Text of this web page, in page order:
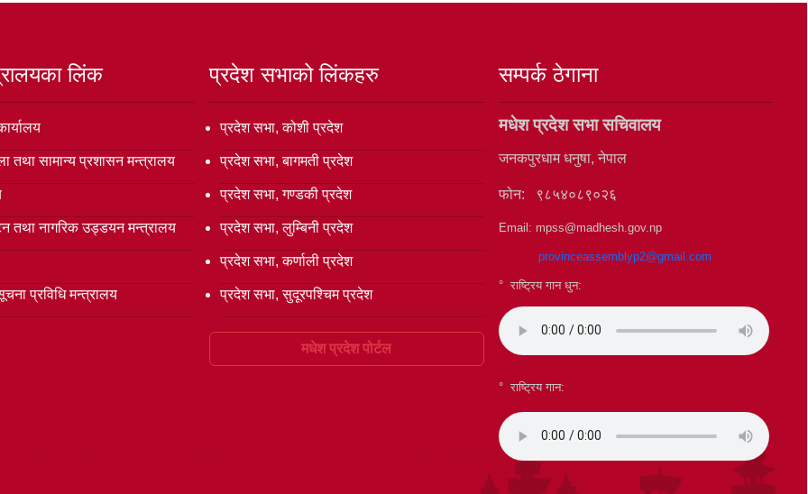
लिंक
तथा सामान्य प्रशासन मन्त्रालय
तथा नागरिक उड्डयन मन्त्रालय
प्रविधि मन्त्रालय
प्रदेश सभाको लिंकहरु
प्रदेश सभा, कोशी प्रदेश
प्रदेश सभा, बागमती प्रदेश
प्रदेश सभा, गण्डकी प्रदेश
प्रदेश सभा, लुम्बिनी प्रदेश
प्रदेश सभा, कर्णाली प्रदेश
प्रदेश सभा, सुदूरपश्चिम प्रदेश
मधेश प्रदेश पोर्टल
सम्पर्क ठेगाना
मधेश प्रदेश सभा सचिवालय
जनकपुरधाम धनुषा, नेपाल
फोन: ९८५४०८९०२६
Email: mpss@madhesh.gov.np
provinceassemblyp2@gmail.com
° राष्ट्रिय गान धुन:
° राष्ट्रिय गान: